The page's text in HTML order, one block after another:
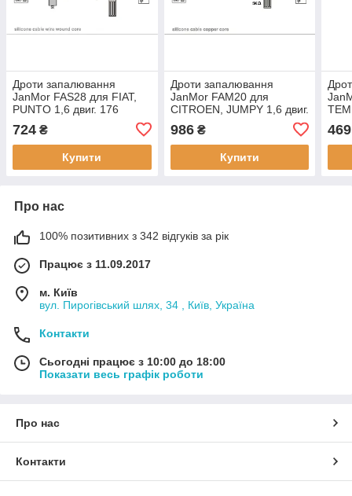
Дроти запалювання
JanMor FAS28 для FIAT,
PUNTO 1,6 двиг. 176
A9.000, TEMPRA 1,6 I. E.
двиг. 159 B9.000, LANCIA,
DEDRA 1,6 LE, 1,6
724 ₴
Купити
Дроти запалювання
JanMor FAM20 для
CITROEN, JUMPY 1,6 двиг.
FIAT, SCUDO 1,6 двиг. 220
A 2.000, TEMPRA 1,4
986₴
Купити
469
Про нас
100% позитивних з 342 відгуків за рік
Працює з 11.09.2017
м. Київ
вул. Пирогівський шлях, 34 , Київ, Україна
Контакти
Сьогодні працює з 10:00 до 18:00
Показати весь графік роботи
Про нас
Контакти